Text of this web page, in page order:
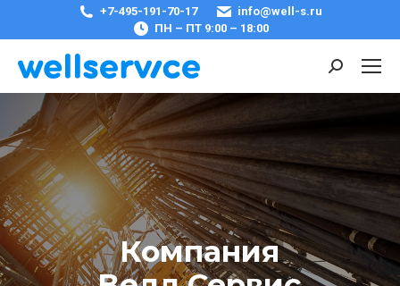
+7-495-191-70-17
info@well-s.ru
ПН – ПТ 9:00 – 18:00
Поиск:
Компания